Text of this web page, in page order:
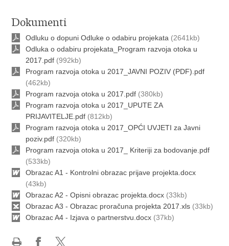
Dokumenti
Odluku o dopuni Odluke o odabiru projekata (2641kb)
Odluka o odabiru projekata_Program razvoja otoka u
2017.pdf (992kb)
Program razvoja otoka u 2017_JAVNI POZIV (PDF).pdf
(462kb)
Program razvoja otoka u 2017.pdf (380kb)
Program razvoja otoka u 2017_UPUTE ZA
PRIJAVITELJE.pdf (812kb)
Program razvoja otoka u 2017_OPĆI UVJETI za Javni
poziv.pdf (320kb)
Program razvoja otoka u 2017_ Kriteriji za bodovanje.pdf
(533kb)
Obrazac A1 - Kontrolni obrazac prijave projekta.docx
(43kb)
Obrazac A2 - Opisni obrazac projekta.docx (33kb)
Obrazac A3 - Obrazac proračuna projekta 2017.xls (33kb)
Obrazac A4 - Izjava o partnerstvu.docx (37kb)